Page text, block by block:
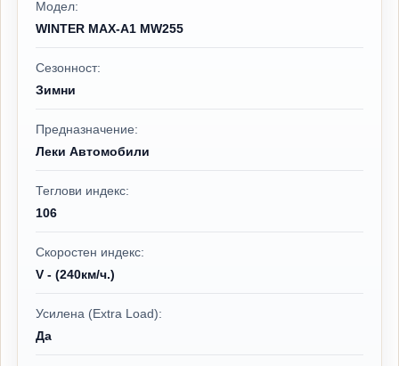
Модел:
WINTER MAX-A1 MW255
Сезонност:
Зимни
Предназначение:
Леки Автомобили
Теглови индекс:
106
Скоростен индекс:
V - (240км/ч.)
Усилена (Extra Load):
Да